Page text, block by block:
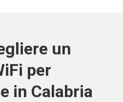
un
per
in Calabria